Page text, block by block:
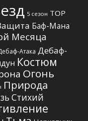
5 сезон TOP
Баф-Мана
Месяца
Атака Дебаф-
Костюм
Огонь
Природа
Стихий